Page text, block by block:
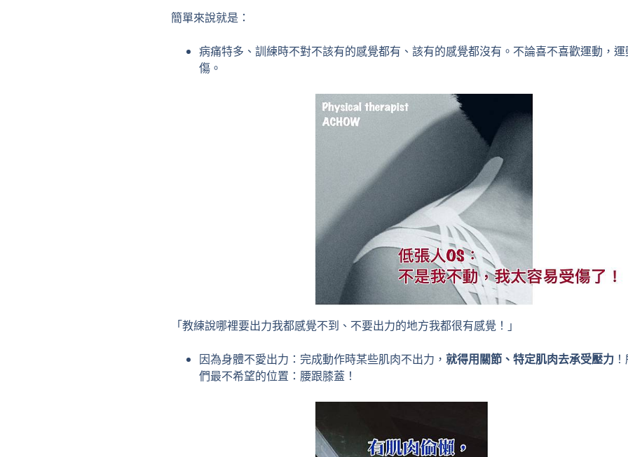
簡單來說就是：
病痛特多、訓練時不對不該有的感覺都有、該有的感覺都沒有。不論喜不喜歡運動，
傷。
「教練說哪裡要出力我都感覺不到、不要出力的地方我都很有感覺！」
因為身體不愛出力：完成動作時某些肌肉不出力， 就得用關節、特定肌肉去承受壓力
們最不希望的位置：腰跟膝蓋！